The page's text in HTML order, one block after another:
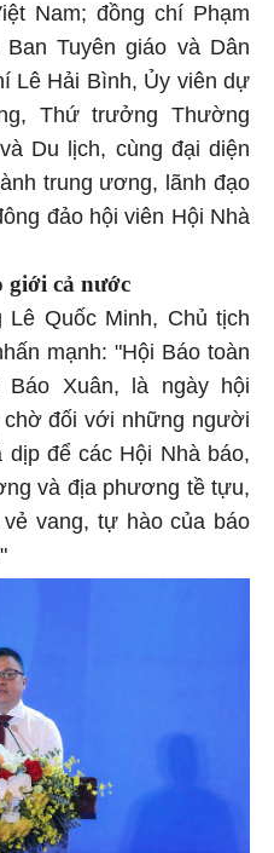
Nam; đồng chí Phạm
Tuyên giáo và Dân
Lê Hải Bình, Ủy viên dự
Thứ trưởng Thường
Du lịch, cùng đại diện
trung ương, lãnh đạo
đảo hội viên Hội Nhà
cả nước
Lê Quốc Minh, Chủ tịch
mạnh: "Hội Báo toàn
Xuân, là ngày hội
đối với những người
để các Hội Nhà báo,
và địa phương tề tựu,
vang, tự hào của báo